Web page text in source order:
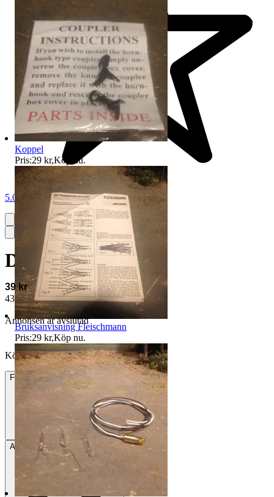
5.0
Deko - N
39 kr
43 kr med köparskydd. Läs mer
Annonsen är avslutad
Köpförfrågan är tyvärr inte tillgänglig.
FraktFrån 22 kr
Avhämtning Rydaholm, Sverige
Koppel
Pris:29 kr,Köp nu.
Bruksanvisning Fleischmann
Pris:29 kr,Köp nu.